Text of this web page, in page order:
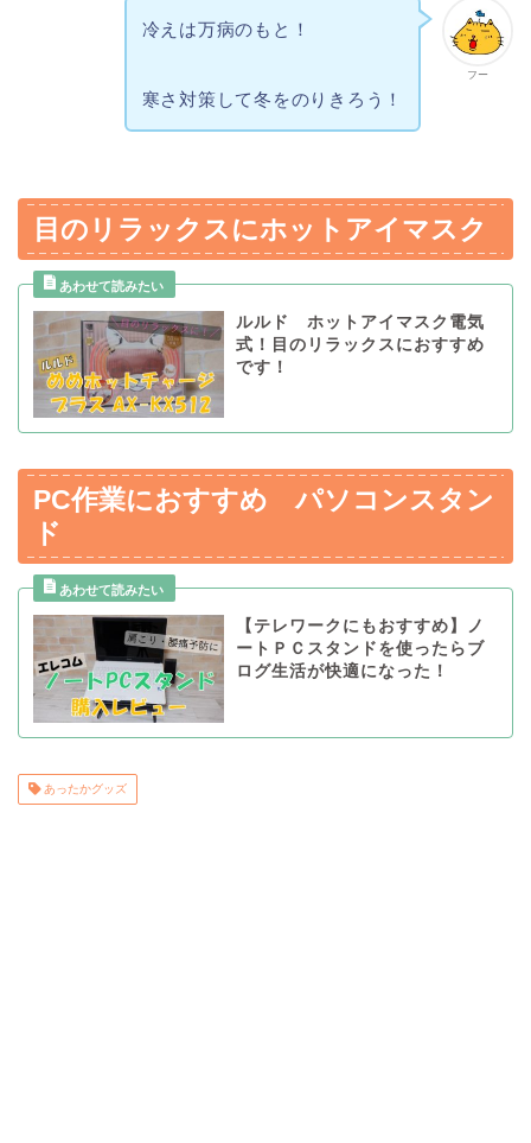
フー
冷えは万病のもと！
寒さ対策して冬をのりきろう！
目のリラックスにホットアイマスク
ルルド ホットアイマスク電気
式！目のリラックスにおすすめ
です！
PC作業におすすめ パソコンスタン
ド
【テレワークにもおすすめ】ノ
ートＰＣスタンドを使ったらブ
ログ生活が快適になった！
あったかグッズ